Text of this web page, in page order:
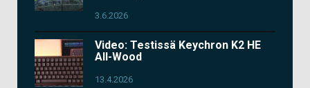
3.6.2026
Video: Testissä Keychron K2 HE
All-Wood
13.4.2026